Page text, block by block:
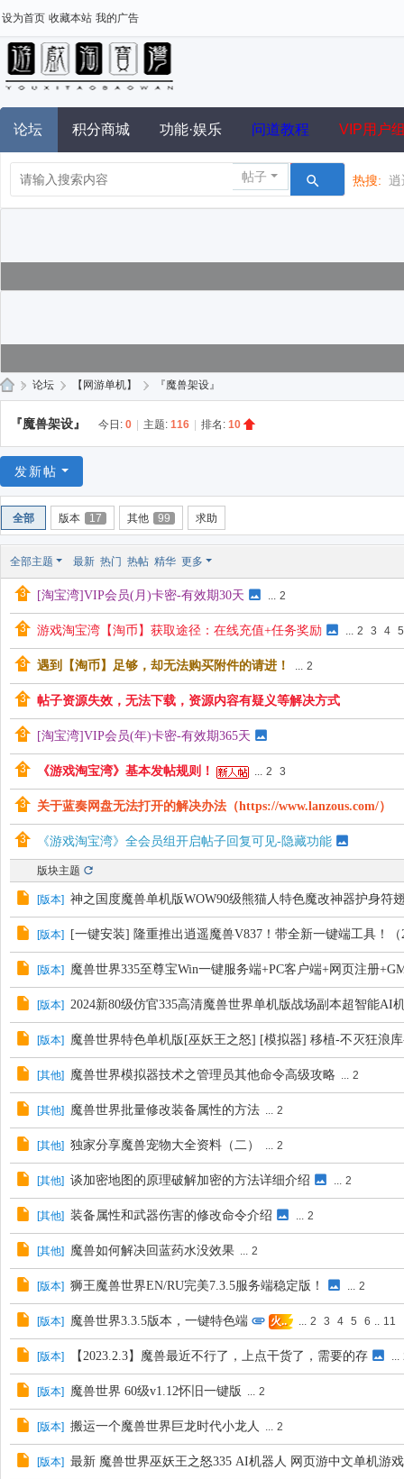
设为首页 收藏本站 我的广告
论坛 积分商城 功能·娱乐 问道教程 VIP用户
帖子 热搜: 逍
淘
宝
湾
» 论坛 › 【网游单机】 › 『魔兽架设』
『魔兽架设』 今日: 0 主题: 116 排名: 10
发新帖
全部 版本 17 其他 99 求助
全部主题 最新 热门 热帖 精华 更多
[淘宝湾]VIP会员(月)卡密-有效期30天 ... 2
游戏淘宝湾【淘币】获取途径：在线充值+任务奖励 ... 2 3 4 5
遇到【淘币】足够，却无法购买附件的请进！ ... 2
帖子资源失效，无法下载，资源内容有疑义等解决方式
[淘宝湾]VIP会员(年)卡密-有效期365天
《游戏淘宝湾》基本发帖规则！ ... 2 3
关于蓝奏网盘无法打开的解决办法（https://www.lanzous.com/）
《游戏淘宝湾》全会员组开启帖子回复可见-隐藏功能
版块主题
[版本] 神之国度魔兽单机版WOW90级熊猫人特色魔改神器护身符
[版本] [一键安装] 隆重推出逍遥魔兽V837！带全新一键端工具！（
[版本] 魔兽世界335至尊宝Win一键服务端+PC客户端+网页注册
[版本] 2024新80级仿官335高清魔兽世界单机版战场副本超智能AI
[版本] 魔兽世界特色单机版[巫妖王之怒] [模拟器] 移植-不灭狂浪库
[其他] 魔兽世界模拟器技术之管理员其他命令高级攻略 ... 2
[其他] 魔兽世界批量修改装备属性的方法 ... 2
[其他] 独家分享魔兽宠物大全资料（二） ... 2
[其他] 谈加密地图的原理破解加密的方法详细介绍 ... 2
[其他] 装备属性和武器伤害的修改命令介绍 ... 2
[其他] 魔兽如何解决回蓝药水没效果 ... 2
[版本] 狮王魔兽世界EN/RU完美7.3.5服务端稳定版！ ... 2
[版本] 魔兽世界3.3.5版本，一键特色端 火.. ... 2 3 4 5 6 .. 11
[版本] 【2023.2.3】魔兽最近不行了，上点干货了，需要的存 ...
[版本] 魔兽世界 60级v1.12怀旧一键版 ... 2
[版本] 搬运一个魔兽世界巨龙时代小龙人 ... 2
[版本] 最新 魔兽世界巫妖王之怒335 AI机器人 网页游中文单机游